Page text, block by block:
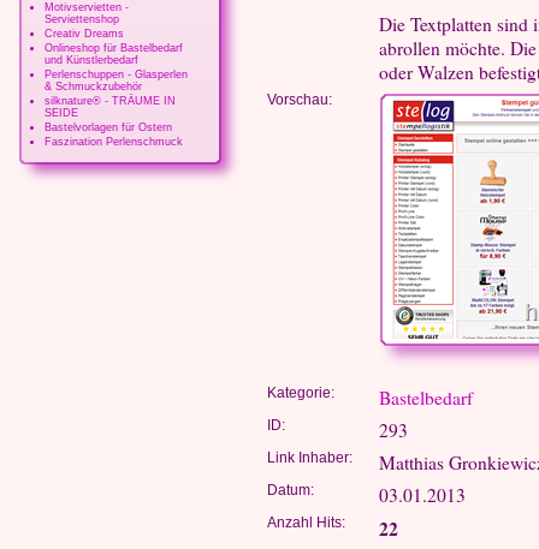
Die Textplatten sind
abrollen möchte.
oder Walzen
Vorschau:
Kategorie: Bastelbedarf
ID: 293
Link Inhaber: Matthias
Datum: 03.01.2013
Anzahl Hits: 22
Motivservietten -
Serviettenshop
Creativ Dreams
Onlineshop für Bastelbedarf
und Künstlerbedarf
Perlenschuppen - Glasperlen
& Schmuckzubehör
silknature® - TRÄUME IN
SEIDE
Bastelvorlagen für Ostern
Faszination Perlenschmuck